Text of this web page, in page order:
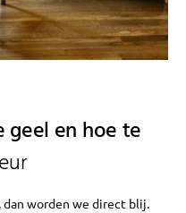
geel en hoe te
worden we direct blij.